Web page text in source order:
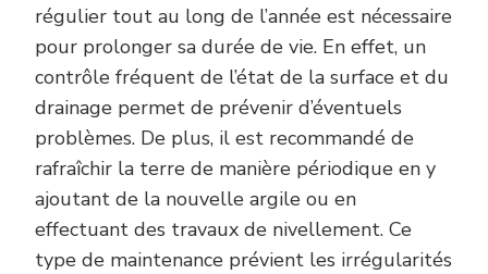
régulier tout au long de l’année est nécessaire
pour prolonger sa durée de vie. En effet, un
contrôle fréquent de l’état de la surface et du
drainage permet de prévenir d’éventuels
problèmes. De plus, il est recommandé de
rafraîchir la terre de manière périodique en y
ajoutant de la nouvelle argile ou en
effectuant des travaux de nivellement. Ce
type de maintenance prévient les irrégularités